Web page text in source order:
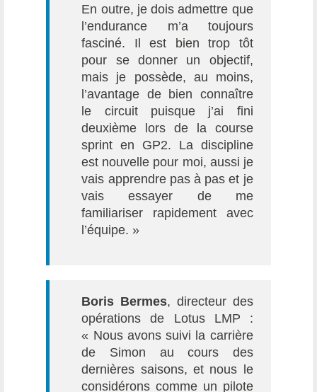
En outre, je dois admettre que
l’endurance m’a toujours
fasciné. Il est bien trop tôt
pour se donner un objectif,
mais je possède, au moins,
l’avantage de bien connaître
le circuit puisque j’ai fini
deuxième lors de la course
sprint en GP2. La discipline
est nouvelle pour moi, aussi je
vais apprendre pas à pas et je
vais essayer de me
familiariser rapidement avec
l’équipe. »
Boris Bermes, directeur des
opérations de Lotus LMP :
« Nous avons suivi la carrière
de Simon au cours des
dernières saisons, et nous le
considérons comme un pilote